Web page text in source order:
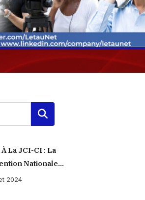
Rechercher
La JCI-CI : La
Nationale
Suspendue
2024